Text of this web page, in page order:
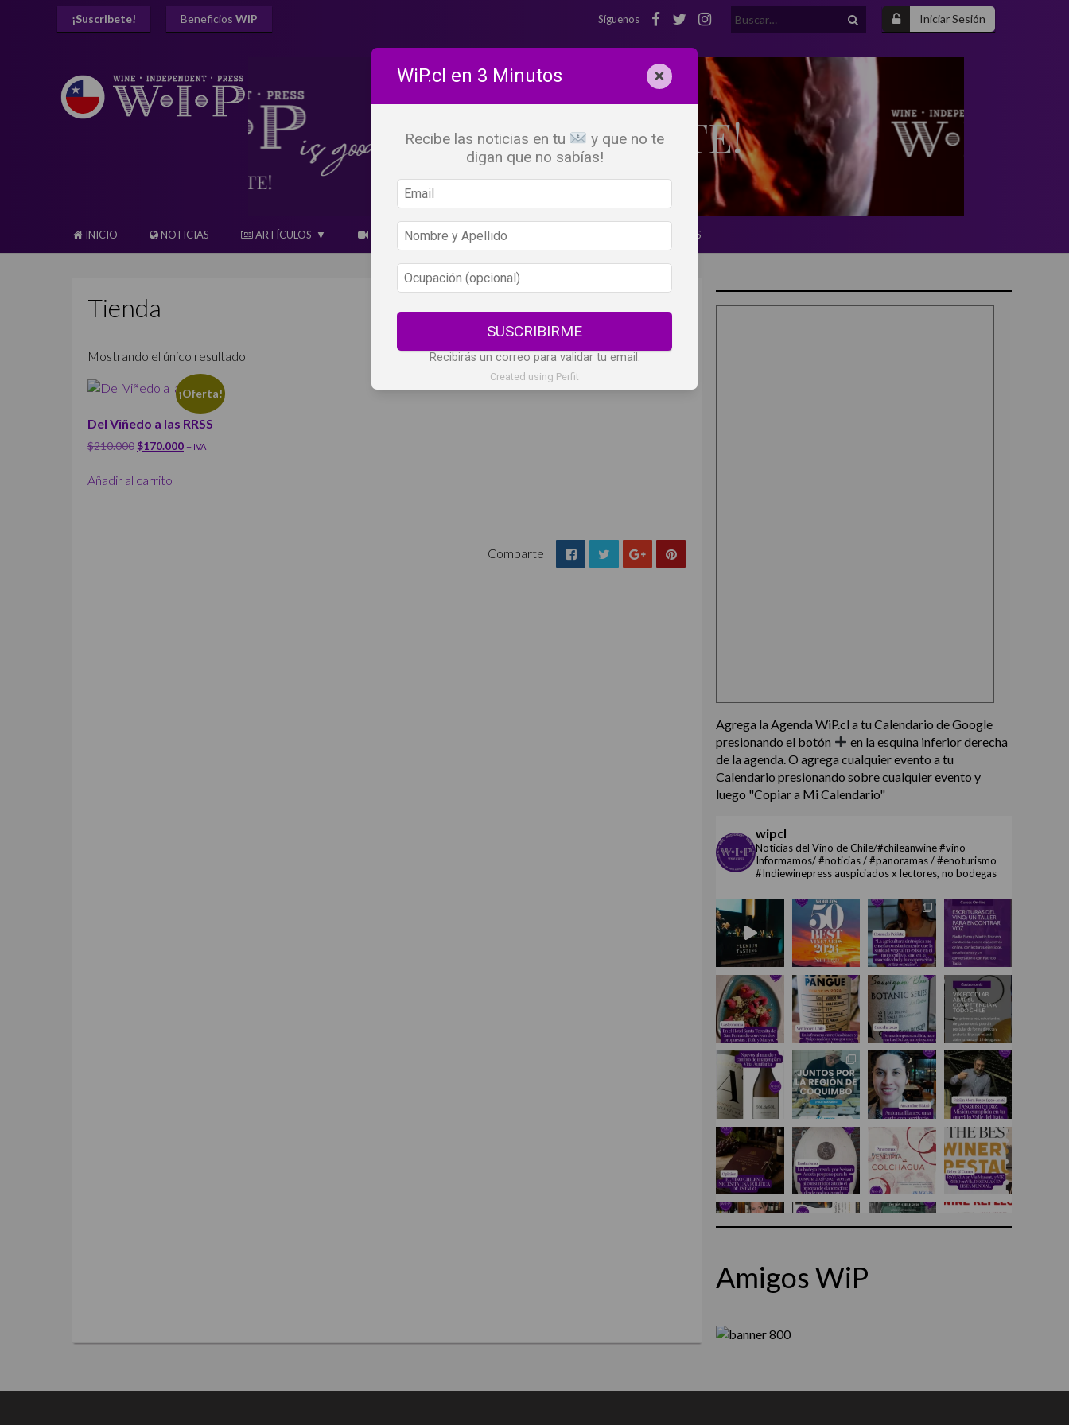
Iniciar Sesión
¡Suscribete! Beneficios WiP Buscar:
Síguenos
INICIO NOTICIAS ARTÍCULOS BEBER X LOS OJOS GLOSARIO DEL VINO PANORAMAS
Tienda
Mostrando el único resultado
¡Oferta!
Del Viñedo a las RRSS
$210.000 El
original
$170.000El+ IVA
Añadir al carrito
Comparte
Agrega la Agenda WiP.cl a tu Calendario de Google
presionando el botón
en la esquina inferior derecha
de la agenda. O agrega cualquier evento a tu
Calendario presionando sobre cualquier evento y
luego "Copiar a Mi Calendario"
wipcl
Noticias del Vino de Chile/#chileanwine #vino
Informamos/ #noticias / #panoramas / #enoturismo
#Indiewinepress auspiciados x lectores, no bodegas
Amigos WiP
WiP.cl en 3 Minutos ×
Recibe las noticias en tu
y que no te
digan que no sabías!
SUSCRIBIRME
Recibirás un correo para validar tu email.
Created using Perfit